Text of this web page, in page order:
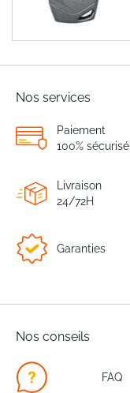
46,38 €
38,65 €
Nos services
Paiement
100% sécurisé
Livraison
24/72H
Garanties
Nos conseils
FAQ